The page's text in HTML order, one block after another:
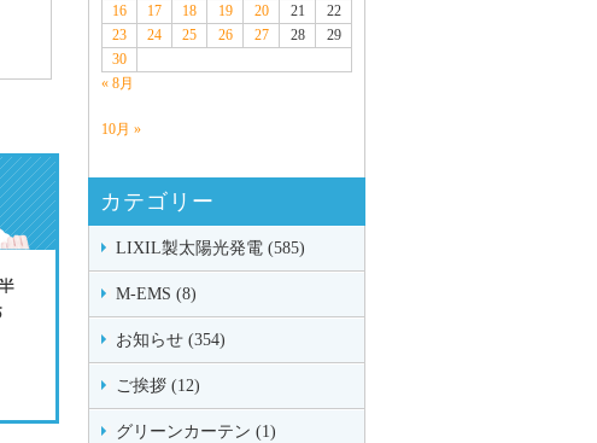
16
17 18 19 20 21
22
23
24 25 26 27 28
29
30
« 8月
10月 »
カテゴリー
LIXIL製太陽光発電 (585)
M-EMS (8)
お知らせ (354)
ご挨拶 (12)
グリーンカーテン (1)